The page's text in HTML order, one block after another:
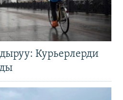
Курьерлерди